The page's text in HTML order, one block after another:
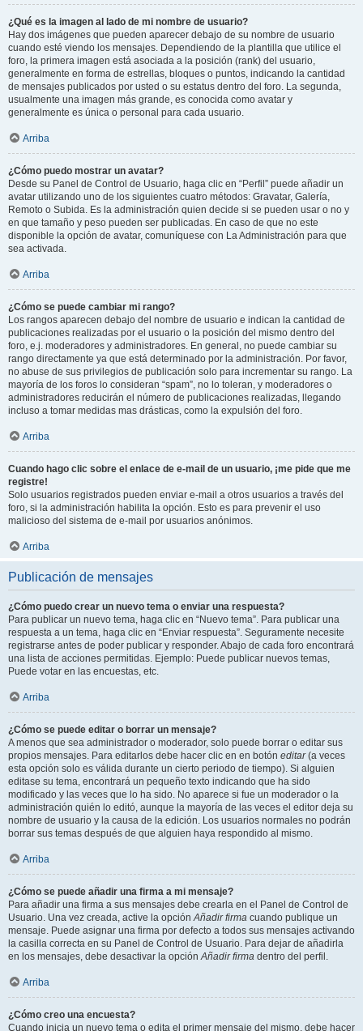
¿Qué es la imagen al lado de mi nombre de usuario?
Hay dos imágenes que pueden aparecer debajo de su nombre de usuario
cuando esté viendo los mensajes. Dependiendo de la plantilla que utilice el
foro, la primera imagen está asociada a la posición (rank) del usuario,
generalmente en forma de estrellas, bloques o puntos, indicando la cantidad
de mensajes publicados por usted o su estatus dentro del foro. La segunda,
usualmente una imagen más grande, es conocida como avatar y
generalmente es única o personal para cada usuario.
Arriba
¿Cómo puedo mostrar un avatar?
Desde su Panel de Control de Usuario, haga clic en “Perfil” puede añadir un
avatar utilizando uno de los siguientes cuatro métodos: Gravatar, Galería,
Remoto o Subida. Es la administración quien decide si se pueden usar o no y
en que tamaño y peso pueden ser publicadas. En caso de que no este
disponible la opción de avatar, comuníquese con La Administración para que
sea activada.
Arriba
¿Cómo se puede cambiar mi rango?
Los rangos aparecen debajo del nombre de usuario e indican la cantidad de
publicaciones realizadas por el usuario o la posición del mismo dentro del
foro, e.j. moderadores y administradores. En general, no puede cambiar su
rango directamente ya que está determinado por la administración. Por favor,
no abuse de sus privilegios de publicación solo para incrementar su rango. La
mayoría de los foros lo consideran “spam”, no lo toleran, y moderadores o
administradores reducirán el número de publicaciones realizadas, llegando
incluso a tomar medidas mas drásticas, como la expulsión del foro.
Arriba
Cuando hago clic sobre el enlace de e-mail de un usuario, ¡me pide que me
registre!
Solo usuarios registrados pueden enviar e-mail a otros usuarios a través del
foro, si la administración habilita la opción. Esto es para prevenir el uso
malicioso del sistema de e-mail por usuarios anónimos.
Arriba
Publicación de mensajes
¿Cómo puedo crear un nuevo tema o enviar una respuesta?
Para publicar un nuevo tema, haga clic en “Nuevo tema”. Para publicar una
respuesta a un tema, haga clic en “Enviar respuesta”. Seguramente necesite
registrarse antes de poder publicar y responder. Abajo de cada foro encontrará
una lista de acciones permitidas. Ejemplo: Puede publicar nuevos temas,
Puede votar en las encuestas, etc.
Arriba
¿Cómo se puede editar o borrar un mensaje?
A menos que sea administrador o moderador, solo puede borrar o editar sus
propios mensajes. Para editarlos debe hacer clic en en botón editar(a veces
esta opción solo es válida durante un cierto periodo de tiempo). Si alguien
editase su tema, encontrará un pequeño texto indicando que ha sido
modificado y las veces que lo ha sido. No aparece si fue un moderador o la
administración quién lo editó, aunque la mayoría de las veces el editor deja su
nombre de usuario y la causa de la edición. Los usuarios normales no podrán
borrar sus temas después de que alguien haya respondido al mismo.
Arriba
¿Cómo se puede añadir una firma a mi mensaje?
Para añadir una firma a sus mensajes debe crearla en el Panel de Control de
Usuario. Una vez creada, active la opciónAñadir firma cuando publique un
mensaje. Puede asignar una firma por defecto a todos sus mensajes activando
la casilla correcta en su Panel de Control de Usuario. Para dejar de añadirla
en los mensajes, debe desactivar la opciónAñadir firma dentro del perfil.
Arriba
¿Cómo creo una encuesta?
Cuando inicia un nuevo tema o edita el primer mensaje del mismo, debe hacer